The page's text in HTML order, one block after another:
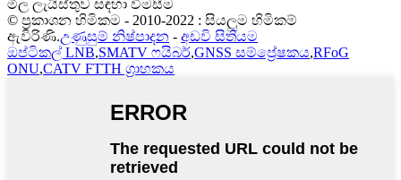
මිල ලැයිස්තුව සඳහා විමසීම
© ප්‍රකාශන හිමිකම - 2010-2022 : සියලුම හිමිකම්
ඇවිරිණි.උණුසුම් නිෂ්පාදන - අඩවි සිතියම
ඔප්ටිකල් LNB,SMATV ෆයිබර්,GNSS සම්ප්‍රේෂකය,RFoG
ONU,CATV FTTH ග්‍රාහකය